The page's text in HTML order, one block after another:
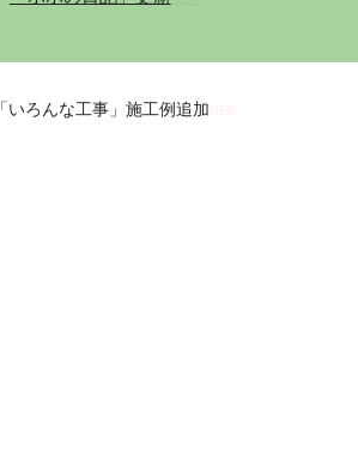
「いろんな工事」施工例追加